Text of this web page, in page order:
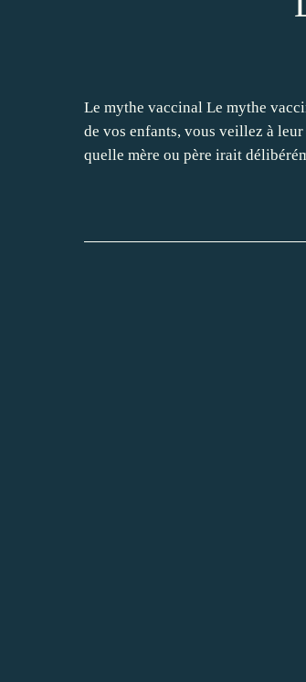
Le mythe vaccinal Le mythe
de vos enfants, vous veillez à
quelle mère ou père irait